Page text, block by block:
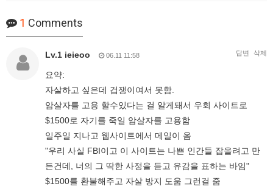
1 Comments
Lv.1 ieieoo 06.11 11:58 답변 삭제
요약:
자살하고 싶은데 겁쟁이여서 못함.
암살자를 고용 할수있다는 걸 알게돼서 우회 사이트로
$1500로 자기를 죽일 암살자를 고용함
일주일 지나고 웹사이트에서 메일이 옴
"우리 사실 FBI이고 이 사이트는 나쁜 인간들 잡을려고 만
든건데, 너의 그 딱한 사정을 듣고 유감을 표하는 바임"
$1500를 환불해주고 자살 방지 도움 그런걸 줌